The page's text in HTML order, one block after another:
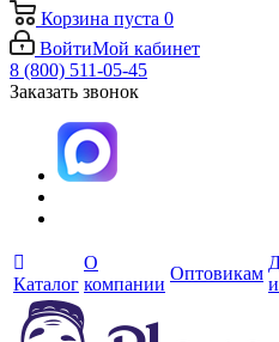
Корзина пуста 0
ВойтиМой кабинет
8 (800) 511-05-45
Заказать звонок
Каталог
О
компании
Оптовикам